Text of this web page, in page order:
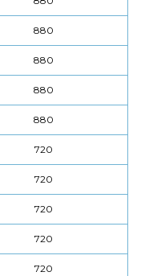
880
880
880
880
720
720
720
720
720